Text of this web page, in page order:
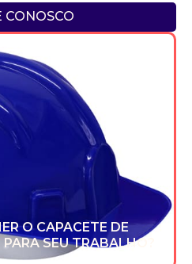
CONOSCO
O CAPACETE DE
SEU TRABALHO?